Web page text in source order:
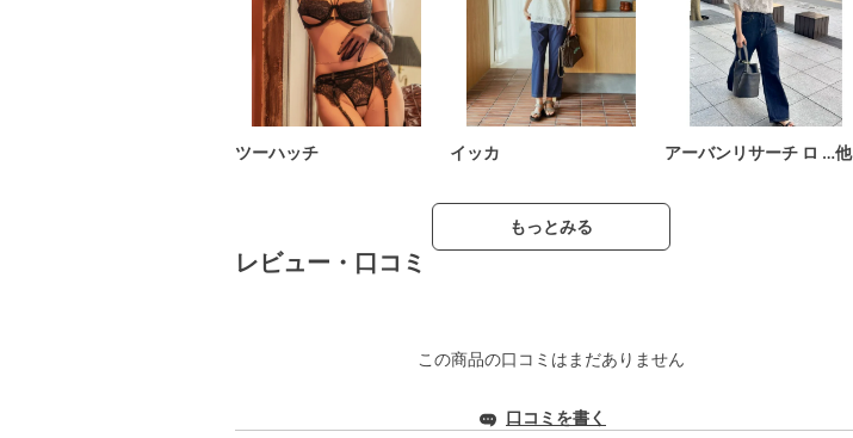
ツーハッチ イッカ アーバンリサーチ ロ …他
もっとみる
レビュー・口コミ
この商品の口コミはまだありません
口コミを書く